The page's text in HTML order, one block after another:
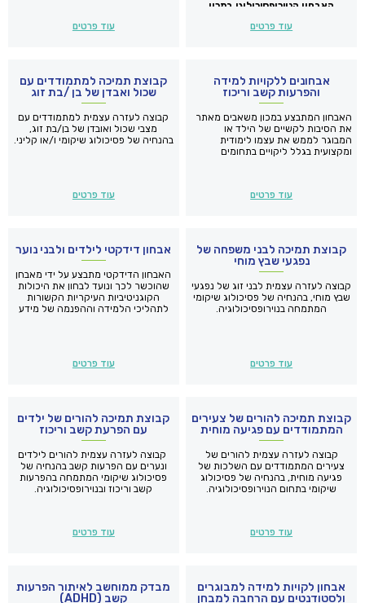
גידול מוחי, שבץ מוחי, מחלה ניוונית או
בתפקוד של המערכת העצבים
האבחון הנוירופסיכולוגי במכון
מבדלת בין השלכות של מקור נוירולוגי
תואמת את צרכיהם של הנבדקים.
עוד פרטים עוד פרטים
אבחונים ללקויות למידה
והפרעות קשב וריכוז
האבחון המתבצע במכון משאבים מאתר
את הסיבות לקשיים של הילד או
המבוגר לממש את עצמו לימודית
ומקצועית בגלל ליקויים בתחומים
עוד פרטים
קבוצת תמיכה למתמודדים עם
שכול ואבדן של בן /בת זוג
קבוצה לעזרה עצמית למתמודדים עם
מצבי שכול ואובדן של בן/בת זוג,
בהנחיה של פסיכולוג שיקומי ו/או קליני.
עוד פרטים
קבוצת תמיכה לבני משפחה של
נפגעי שבץ מוחי
קבוצה לעזרה עצמית לבני זוג של נפגעי
שבץ מוחי, בהנחיה של פסיכולוג שיקומי
המתמחה בנוירופסיכולוגיה.
עוד פרטים
אבחון דידקטי לילדים ולבני נוער
האבחון הדידקטי מתבצע על ידי מאבחן
שהוכשר לכך ונועד לבחון את היכולות
הקוגניטיביות העיקריות הקשורות
לתהליכי הלמידה וההפנמה של מידע
עוד פרטים
קבוצת תמיכה להורים של צעירים
המתמודדים עם פגיעה מוחית
קבוצה לעזרה עצמית להורים של
צעירים המתמודדים עם השלכות של
פגיעה מוחית, בהנחיה של פסיכולוג
שיקומי בתחום הנוירופסיכולוגיה.
עוד פרטים
קבוצת תמיכה להורים של ילדים
עם הפרעת קשב וריכוז
קבוצה לעזרה עצמית להורים לילדים
ונערים עם הפרעות קשב בהנחיה של
פסיכולוג שיקומי המתמחה בהפרעות
קשב וריכוז ובנוירופסיכולוגיה.
עוד פרטים
אבחון לקויות למידה למבוגרים
ולסטודנטים עם הרחבה למבחן
מבדק ממוחשב לאיתור הפרעות
קשב (ADHD)